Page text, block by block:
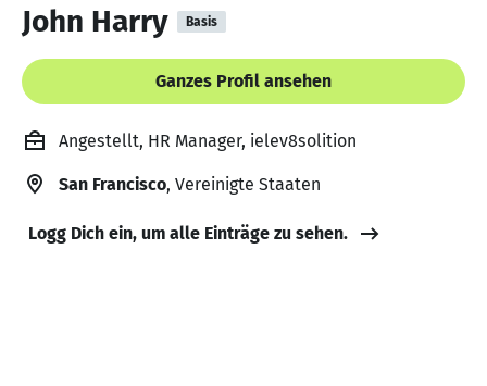
John Harry Basis
Ganzes Profil ansehen
Angestellt, HR Manager, ielev8solition
San Francisco, Vereinigte Staaten
Logg Dich ein, um alle Einträge zu sehen.